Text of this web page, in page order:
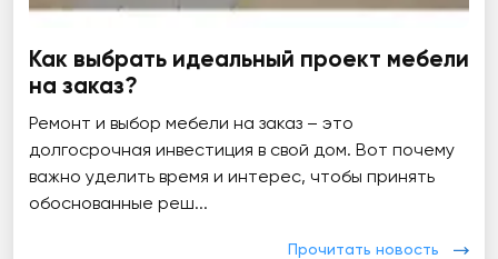
Как выбрать идеальный проект мебели
на заказ?
Ремонт и выбор мебели на заказ – это
долгосрочная инвестиция в свой дом. Вот почему
важно уделить время и интерес, чтобы принять
обоснованные реш...
Прочитать новость